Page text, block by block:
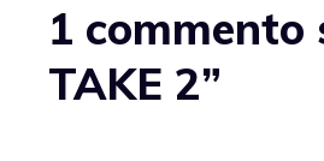
1 commento
TAKE 2”